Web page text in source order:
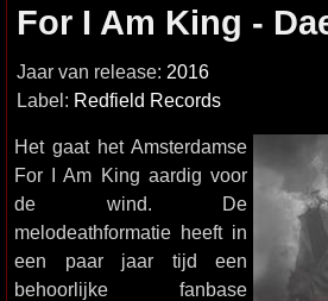
For I Am King -
Jaar van release: 2016
Label: Redfield Records
Het gaat het Amsterdamse
For I Am King aardig voor
de wind. De
melodeathformatie heeft in
een paar jaar tijd een
behoorlijke fanbase